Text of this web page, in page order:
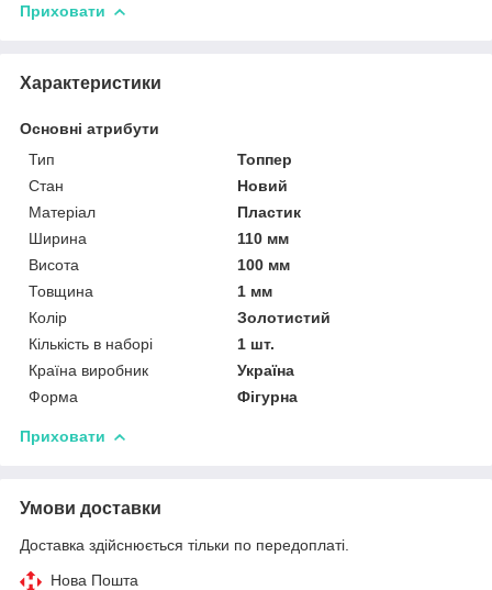
Приховати
Характеристики
Основні атрибути
Тип
Топпер
Стан
Новий
Матеріал
Пластик
Ширина
110 мм
Висота
100 мм
Товщина
1 мм
Колір
Золотистий
Кількість в наборі
1 шт.
Країна виробник
Україна
Форма
Фігурна
Приховати
Умови доставки
Доставка здійснюється тільки по передоплаті.
Нова Пошта